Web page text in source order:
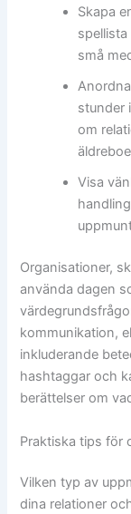
Skapa
spellista
små
stunder
om
Visa
Organisationer,
använda dagen
kommunikation,
inkluderande
hashtaggar och
berättelser om
Praktiska tips för
Vilken typ av
dina relationer